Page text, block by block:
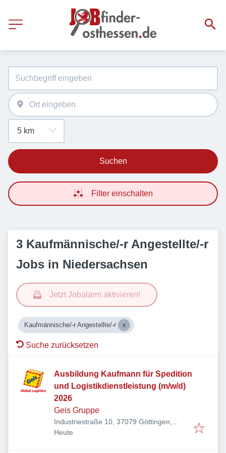
Suchen
Filter einschalten
3 Kaufmännische/-r Angestellte/-r
Jobs in Niedersachsen
Jetzt Jobalarm aktivieren!
Kaufmännische/-r Angestellte/-r
Suche zurücksetzen
Ausbildung Kaufmann für Spedition
und Logistikdienstleistung (m/w/d)
2026
Geis Gruppe
Industriestraße 10, 37079 Göttingen,
Deutschland
Veröffentlicht
Heute